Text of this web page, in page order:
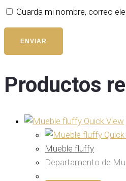
Guarda mi nombre, correo
Productos
Quick View
Mueble fluffy
Departamento de